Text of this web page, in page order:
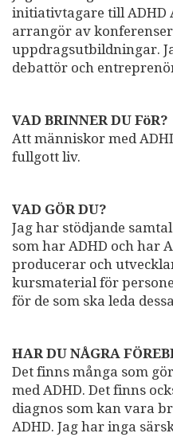
initiativtagare till ADHD
arrangör av
uppdragsutbildningar.
debattör och
VAD BRINNER DU FöR?
Att människor med
fullgott liv.
VAD GÖR DU?
Jag har stödjande
som har ADHD och har
producerar och
kursmaterial för
för de som ska leda
HAR DU NÅGRA
Det finns många som
med ADHD. Det finns
diagnos som kan vara
ADHD. Jag har inga